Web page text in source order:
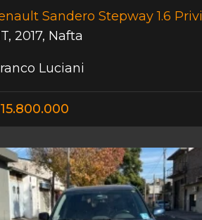
Sandero Stepway 1.6 Privi
, 2017, Nafta
Luciani